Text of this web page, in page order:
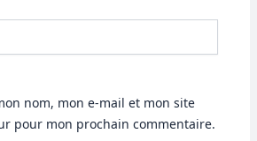
nom, mon e-mail et mon site
pour mon prochain commentaire.